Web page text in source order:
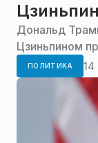
Дональд
Цзиньпином
ПОЛИТИКА 14